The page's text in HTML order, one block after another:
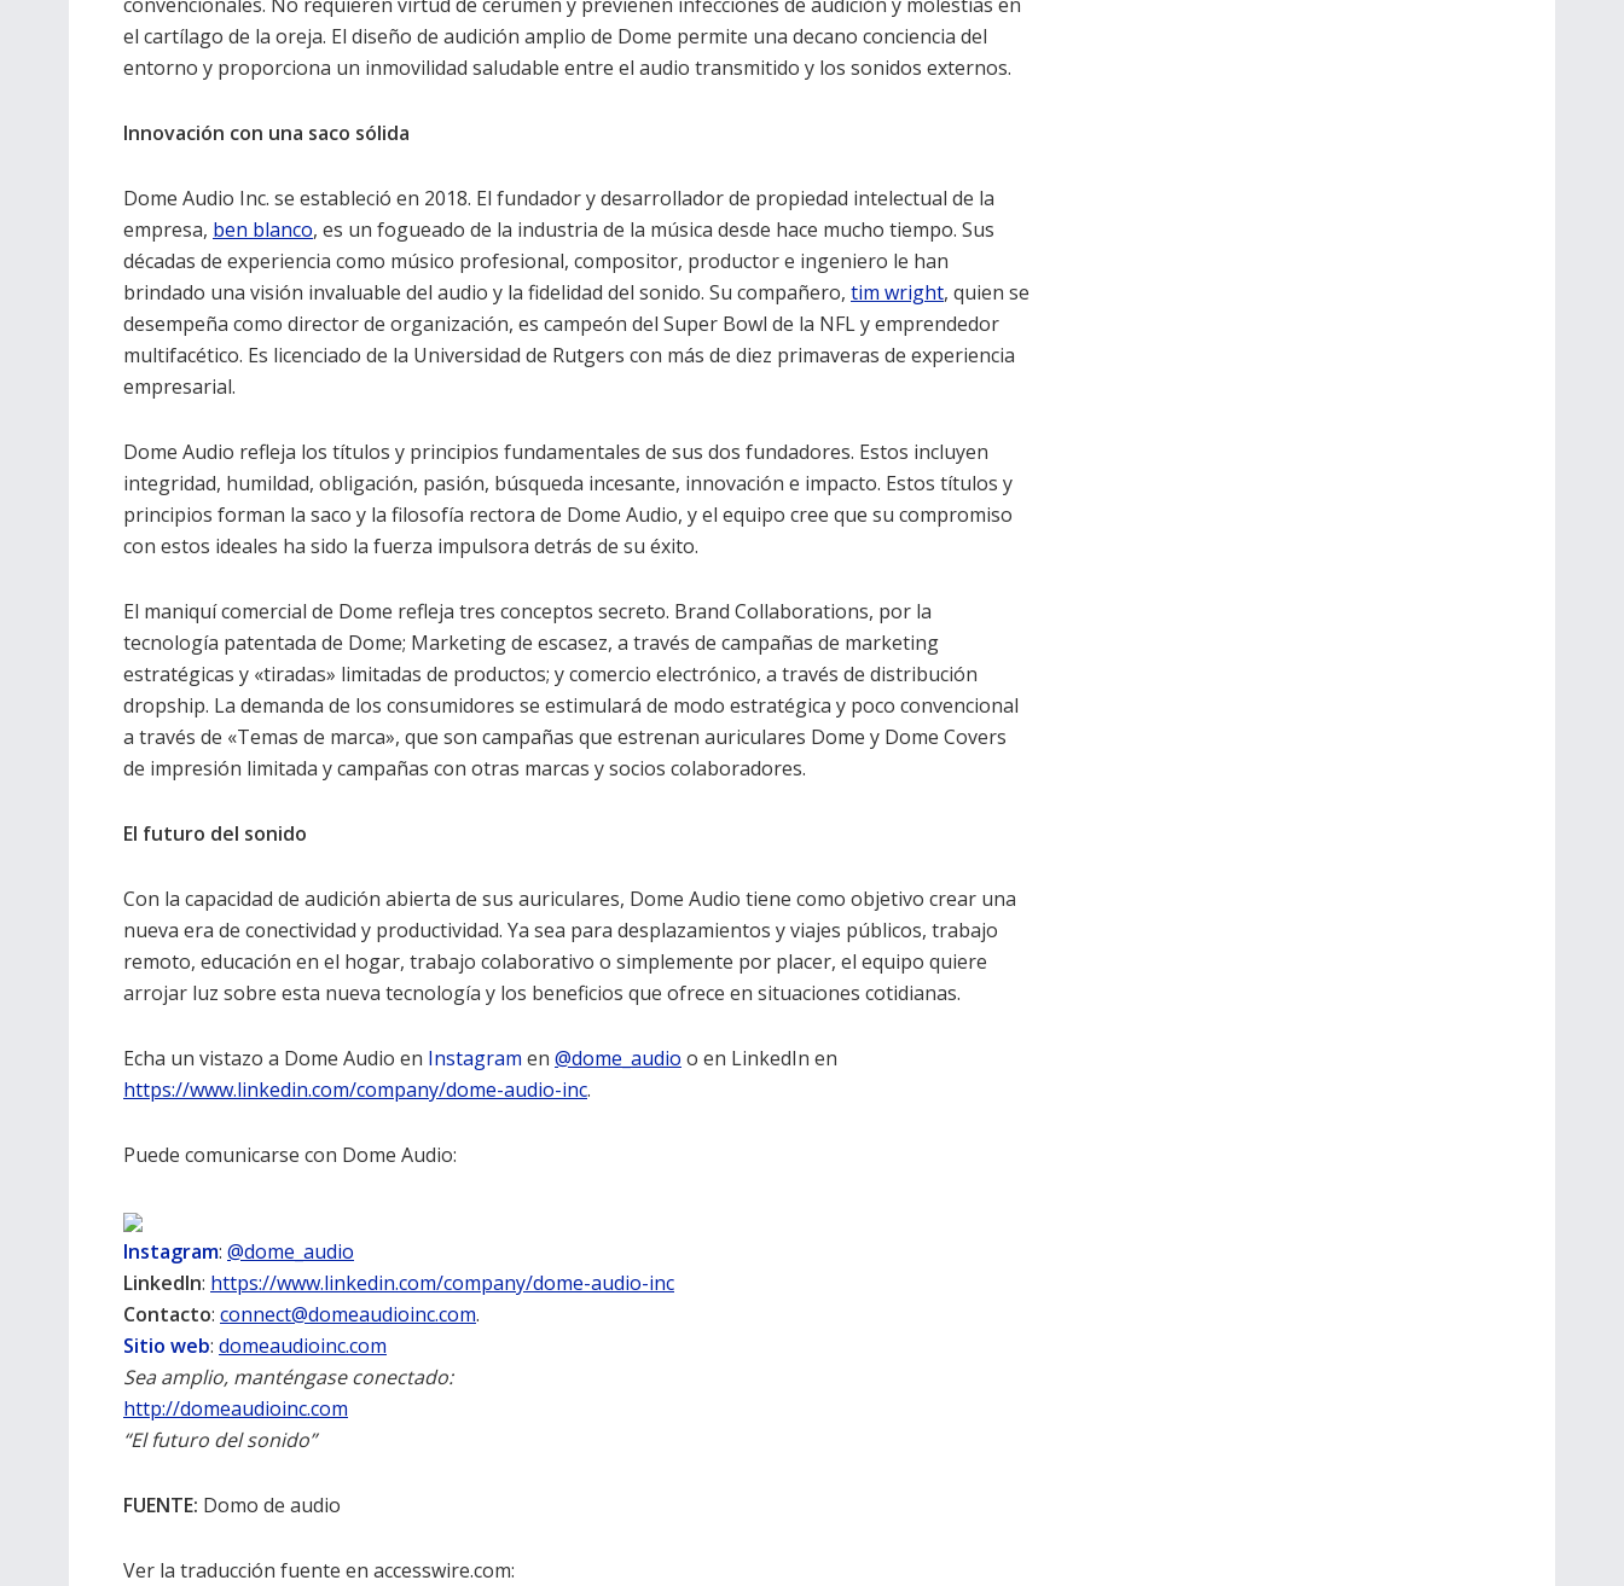
el cartílago de la oreja. El diseño de audición amplio de Dome permite una decano conciencia del
entorno y proporciona un inmovilidad saludable entre el audio transmitido y los sonidos externos.
Innovación con una saco sólida
Dome Audio Inc. se estableció en 2018. El fundador y desarrollador de propiedad intelectual de la
empresa, ben blanco, es un fogueado de la industria de la música desde hace mucho tiempo. Sus
décadas de experiencia como músico profesional, compositor, productor e ingeniero le han
brindado una visión invaluable del audio y la fidelidad del sonido. Su compañero, tim wright, quien se
desempeña como director de organización, es campeón del Super Bowl de la NFL y emprendedor
multifacético. Es licenciado de la Universidad de Rutgers con más de diez primaveras de experiencia
empresarial.
Dome Audio refleja los títulos y principios fundamentales de sus dos fundadores. Estos incluyen
integridad, humildad, obligación, pasión, búsqueda incesante, innovación e impacto. Estos títulos y
principios forman la saco y la filosofía rectora de Dome Audio, y el equipo cree que su compromiso
con estos ideales ha sido la fuerza impulsora detrás de su éxito.
El maniquí comercial de Dome refleja tres conceptos secreto. Brand Collaborations, por la
tecnología patentada de Dome; Marketing de escasez, a través de campañas de marketing
estratégicas y «tiradas» limitadas de productos; y comercio electrónico, a través de distribución
dropship. La demanda de los consumidores se estimulará de modo estratégica y poco convencional
a través de «Temas de marca», que son campañas que estrenan auriculares Dome y Dome Covers
de impresión limitada y campañas con otras marcas y socios colaboradores.
El futuro del sonido
Con la capacidad de audición abierta de sus auriculares, Dome Audio tiene como objetivo crear una
nueva era de conectividad y productividad. Ya sea para desplazamientos y viajes públicos, trabajo
remoto, educación en el hogar, trabajo colaborativo o simplemente por placer, el equipo quiere
arrojar luz sobre esta nueva tecnología y los beneficios que ofrece en situaciones cotidianas.
Echa un vistazo a Dome Audio en Instagram en @dome_audio o en LinkedIn en
https://www.linkedin.com/company/dome-audio-inc.
Puede comunicarse con Dome Audio:
Instagram: @dome_audio
LinkedIn: https://www.linkedin.com/company/dome-audio-inc
Contacto: connect@domeaudioinc.com.
Sitio web: domeaudioinc.com
Sea amplio, manténgase conectado:
http://domeaudioinc.com
“El futuro del sonido”
FUENTE: Domo de audio
Ver la traducción fuente en accesswire.com: